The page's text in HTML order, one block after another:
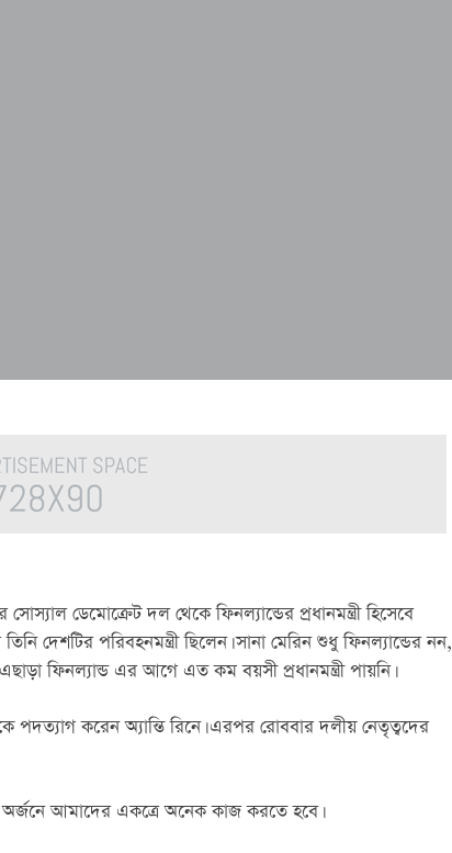
সোস্যাল ডেমোক্রেট দল থেকে ফিনল্যান্ডের প্রধানমন্ত্রী হিসেবে
দেশটির পরিবহনমন্ত্রী ছিলেন। সানা মেরিন শুধু ফিনল্যান্ডের নন,
এছাড়া ফিনল্যান্ড এর আগে এত কম বয়সী প্রধানমন্ত্রী পায়নি।
পদত্যাগ করেন অ্যান্তি রিনে। এরপর রোববার দলীয় নেতৃত্বদের
অর্জনে আমাদের একত্রে অনেক কাজ করতে হবে।